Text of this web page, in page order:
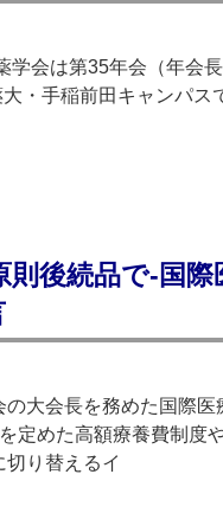
会は第35年会（年会
・手稲前田キャンパス
則後続品で‐国
大会長を務めた国際医
定めた高額療養費制度
り替えるイ